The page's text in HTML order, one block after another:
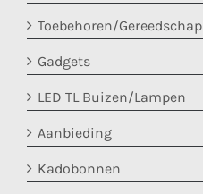
Toebehoren/Gereedschap
Gadgets
LED TL Buizen/Lampen
Aanbieding
Kadobonnen